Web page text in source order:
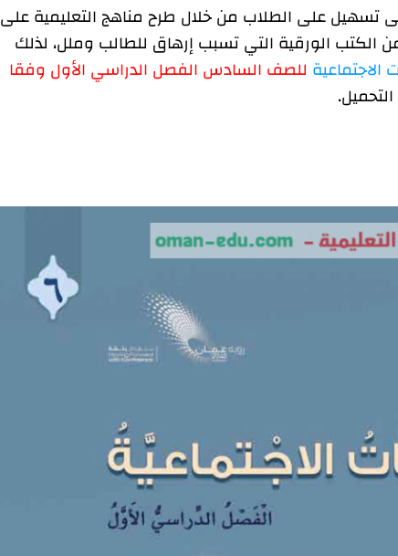
تسهيل على الطلاب من خلال طرح مناهج التعليمية على
الورقية التي تسبب إرهاق للطالب وملل، لذلك
الاجتماعية للصف السادس الفصل الدراسي الأول وفقا